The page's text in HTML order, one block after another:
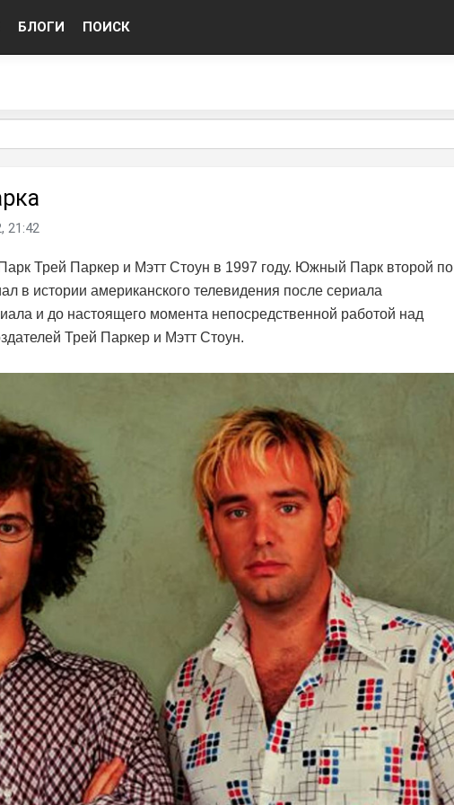
БЛОГИ ПОИСК
21:42
Трей Паркер и Мэтт Стоун в 1997 году. Южный Парк второй по
в истории американского телевидения после сериала
и до настоящего момента непосредственной работой над
Трей Паркер и Мэтт Стоун.